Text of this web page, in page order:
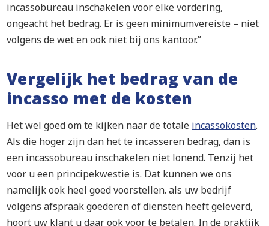
incassobureau inschakelen voor elke vordering,
ongeacht het bedrag. Er is geen minimumvereiste – niet
volgens de wet en ook niet bij ons kantoor.”
Vergelijk het bedrag van de
incasso met de kosten
Het wel goed om te kijken naar de totale incassokosten.
Als die hoger zijn dan het te incasseren bedrag, dan is
een incassobureau inschakelen niet lonend. Tenzij het
voor u een principekwestie is. Dat kunnen we ons
namelijk ook heel goed voorstellen. als uw bedrijf
volgens afspraak goederen of diensten heeft geleverd,
hoort uw klant u daar ook voor te betalen. In de praktijk